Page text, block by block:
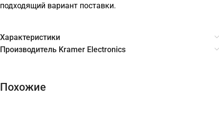
подходящий вариант поставки.
Характеристики
Производитель Kramer Electronics
Похожие